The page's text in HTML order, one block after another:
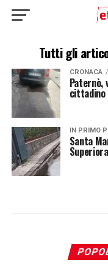
Tutti gli
CRONACA
Paternò,
cittadino
IN PRIMO
Santa